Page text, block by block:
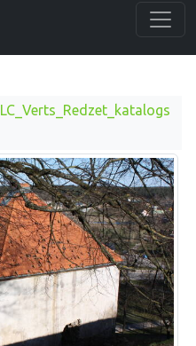
LC_Verts_Redzet_katalogs